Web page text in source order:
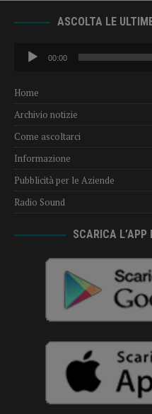
ASCOLTA LE
Audio
Player
00:00
Home
Archivio notizie
Come ascoltarci
Informazione
Pubblicità per le Aziende
Radio Sound
SCARICA L’APP